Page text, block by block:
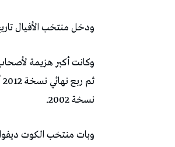
ودخل منتخب الأفيال
نسخة 2002.
وبات منتخب الكوت